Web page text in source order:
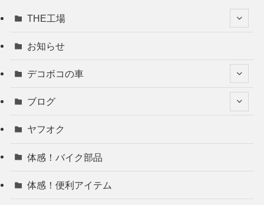
THE工場
お知らせ
デコボコの車
ブログ
ヤフオク
体感！バイク部品
体感！便利アイテム